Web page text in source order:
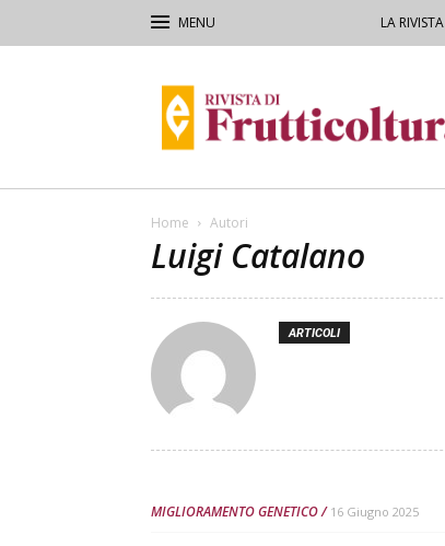
LA RIVISTA
di
Frutticoltura
Home Autori
Luigi Catalano
ARTICOLI
MIGLIORAMENTO GENETICO 16 Giugno 2025